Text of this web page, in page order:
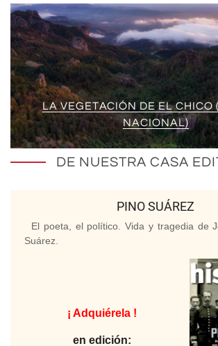
LA VEGETACIÓN DE EL CHICO
NACIONAL)
DE NUESTRA CASA
PINO SUÁREZ
El poeta, el político. Vida y tragedia de
Suárez.
¡ Adquiérela !
en edición: